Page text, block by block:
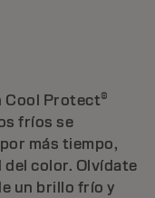
Cool Protect®
fríos se
más tiempo,
color. Olvídate
un brillo frío y